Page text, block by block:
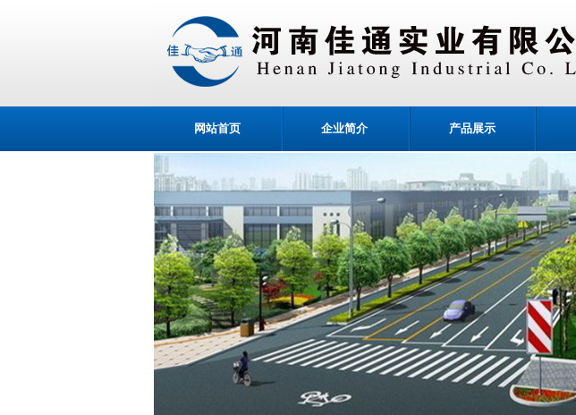
网站首页 企业简介 产品展示